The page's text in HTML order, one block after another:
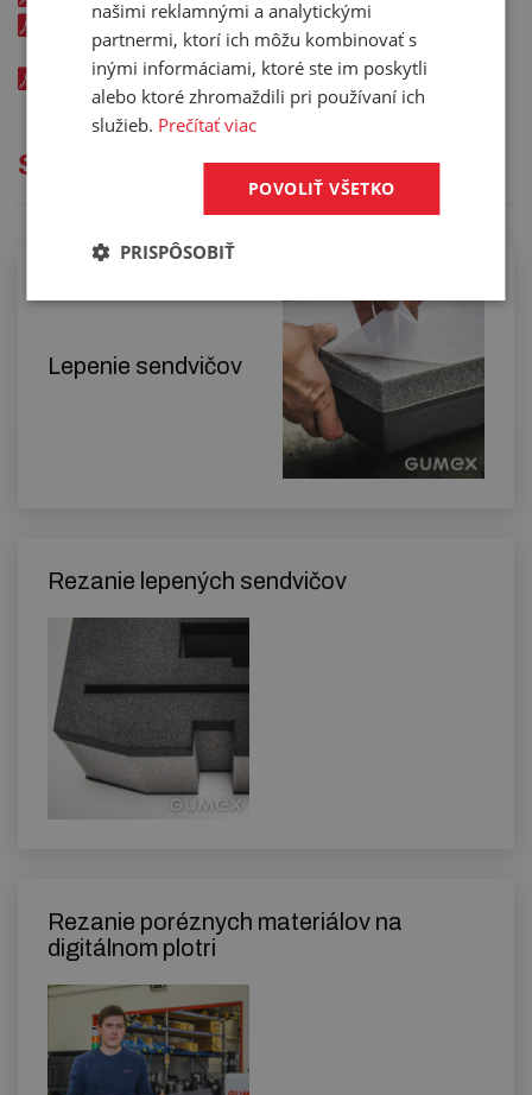
504 AIRPREN ALL - certifikát (reakce na oheň) v EN - kód:
00476xxx
Tolerance pro protihlukové izolace v EN
Služby
Lepenie sendvičov
Rezanie lepených sendvičov
Rezanie poréznych materiálov na
digitálnom plotri
našimi reklamnými a analytickými
partnermi, ktorí ich môžu kombinovať s
inými informáciami, ktoré ste im poskytli
alebo ktoré zhromaždili pri používaní ich
služieb. Prečítať viac
POVOLIŤ VŠETKO
PRISPÔSOBIŤ